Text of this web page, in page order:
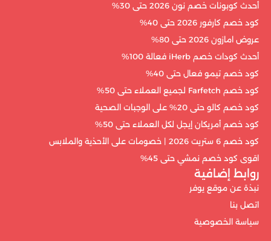
أحدث كوبونات خصم نون 2026 حتى 30%
كود خصم كارفور 2026 حتى 40%
عروض امازون 2026 حتى 80%
أحدث كودات خصم iHerb فعالة 100%
كود خصم تيمو فعال حتى 40%
كود خصم Farfetch لجميع العملاء حتى 50%
كود خصم كالو حتى 20% على الوجبات الصحية
كود خصم أمريكان إيجل لكل العملاء حتى 50%
كود خصم 6 ستريت 2026 | خصومات على الأحذية والملابس
اقوى كود خصم نمشي حتى 45%
روابط إضافية
نبذة عن موقع يوفر
اتصل بنا
سياسة الخصوصية